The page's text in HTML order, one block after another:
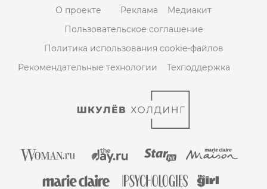
О проекте Реклама
Медиакит
Пользовательское соглашение
Политика использования cookie-файлов
Рекомендательные технологии
Техподдержка